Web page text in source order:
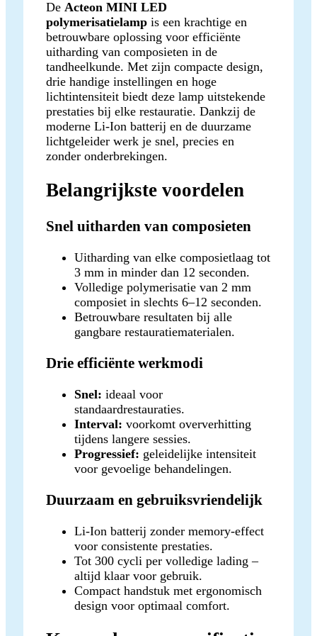
De Acteon MINI LED
polymerisatielamp is een krachtige en
betrouwbare oplossing voor efficiënte
uitharding van composieten in de
tandheelkunde. Met zijn compacte design,
drie handige instellingen en hoge
lichtintensiteit biedt deze lamp uitstekende
prestaties bij elke restauratie. Dankzij de
moderne Li-Ion batterij en de duurzame
lichtgeleider werk je snel, precies en
zonder onderbrekingen.
Belangrijkste voordelen
Snel uitharden van composieten
Uitharding van elke composietlaag tot
3 mm in minder dan 12 seconden.
Volledige polymerisatie van 2 mm
composiet in slechts 6–12 seconden.
Betrouwbare resultaten bij alle
gangbare restauratiematerialen.
Drie efficiënte werkmodi
Snel: ideaal voor
standaardrestauraties.
Interval: voorkomt oververhitting
tijdens langere sessies.
Progressief: geleidelijke intensiteit
voor gevoelige behandelingen.
Duurzaam en gebruiksvriendelijk
Li-Ion batterij zonder memory-effect
voor consistente prestaties.
Tot 300 cycli per volledige lading –
altijd klaar voor gebruik.
Compact handstuk met ergonomisch
design voor optimaal comfort.